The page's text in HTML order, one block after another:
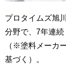
プロタイムズ旭
分野で、7年連
（※塗料メーカ
基づく）。